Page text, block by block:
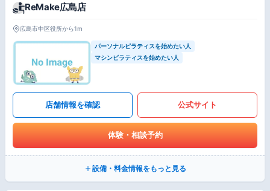
ReMake広島店
広島市中区役所から1m
パーソナルピラティスを始めたい人
マシンピラティスを始めたい人
店舗情報を確認 公式サイト
体験・相談予約
設備・料金情報をもっと見る